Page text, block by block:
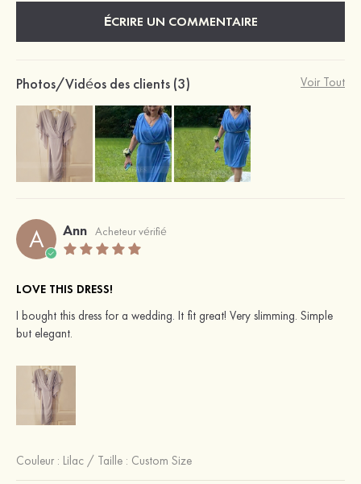
ÉCRIRE UN COMMENTAIRE
Photos/Vidéos des clients (3) Voir Tout
A Ann Acheteur vérifié
LOVE THIS DRESS!
I bought this dress for a wedding. It fit great! Very slimming. Simple
but elegant.
Couleur : Lilac / Taille : Custom Size